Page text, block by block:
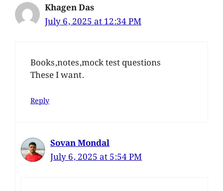
Khagen Das
July 6, 2025 at 12:34 PM
Books,notes,mock test questions
These I want.
Reply
Sovan Mondal
July 6, 2025 at 5:54 PM